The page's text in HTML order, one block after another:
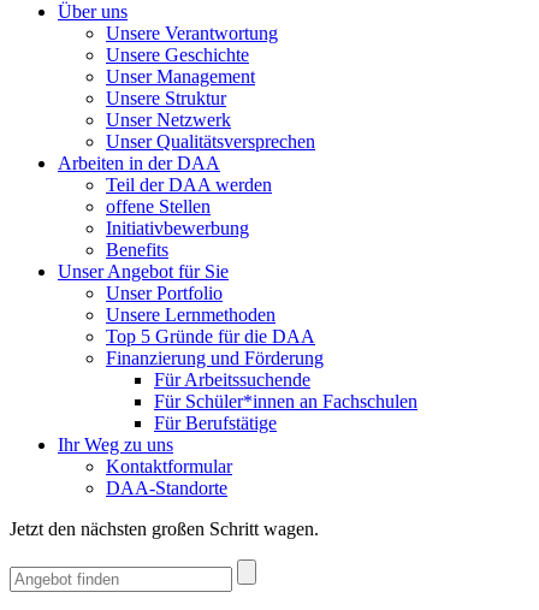
Über uns
Unsere Verantwortung
Unsere Geschichte
Unser Management
Unsere Struktur
Unser Netzwerk
Unser Qualitätsversprechen
Arbeiten in der DAA
Teil der DAA werden
offene Stellen
Initiativbewerbung
Benefits
Unser Angebot für Sie
Unser Portfolio
Unsere Lernmethoden
Top 5 Gründe für die DAA
Finanzierung und Förderung
Für Arbeitssuchende
Für Schüler*innen an Fachschulen
Für Berufstätige
Ihr Weg zu uns
Kontaktformular
DAA-Standorte
Jetzt den nächsten großen Schritt wagen.